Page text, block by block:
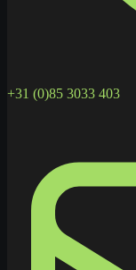
+31 (0)85 3033 403